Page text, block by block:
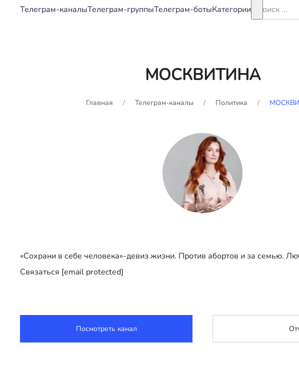
Телеграм-каналыТелеграм-группыТелеграм-ботыКатегории
МОСКВИТИНА
Главная Телеграм-каналы Политика
«Сохрани в себе человека»-девиз жизни. Против абортов и за семью.
Связаться [email protected]
Посмотреть канал